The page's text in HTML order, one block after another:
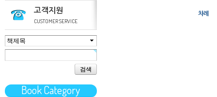
고객지원
CUSTOMER SERVICE
검색
Book Category
차례